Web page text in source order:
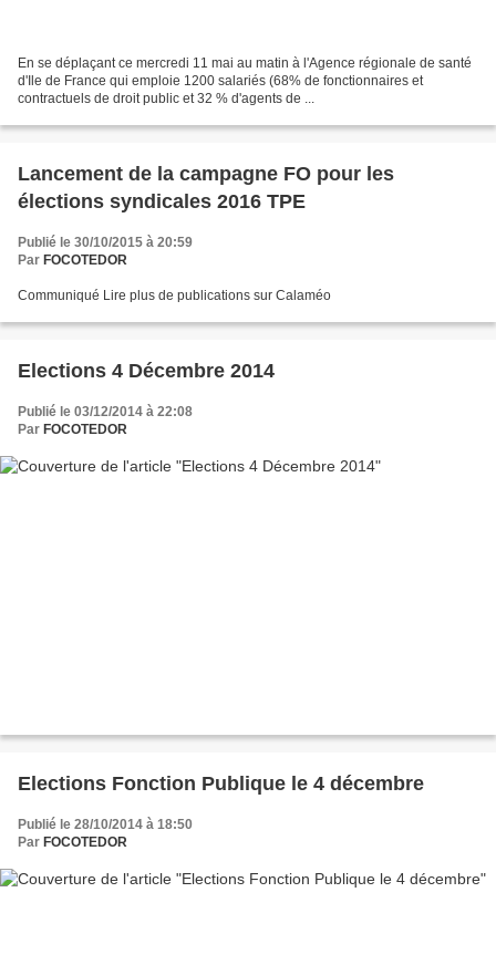
En se déplaçant ce mercredi 11 mai au matin à l'Agence régionale de santé
d'Ile de France qui emploie 1200 salariés (68% de fonctionnaires et
contractuels de droit public et 32 % d'agents de ...
Lancement de la campagne FO pour les
élections syndicales 2016 TPE
Publié le 30/10/2015 à 20:59
Par FOCOTEDOR
Communiqué Lire plus de publications sur Calaméo
Elections 4 Décembre 2014
Publié le 03/12/2014 à 22:08
Par FOCOTEDOR
Elections Fonction Publique le 4 décembre
Publié le 28/10/2014 à 18:50
Par FOCOTEDOR